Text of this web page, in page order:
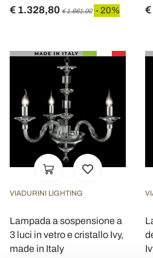
€ 1.328,80 € 1.661,00 - 20% €
VIADURINI LIGHTING
Lampada a sospensione a
3 luci in vetro e cristallo Ivy,
made in Italy